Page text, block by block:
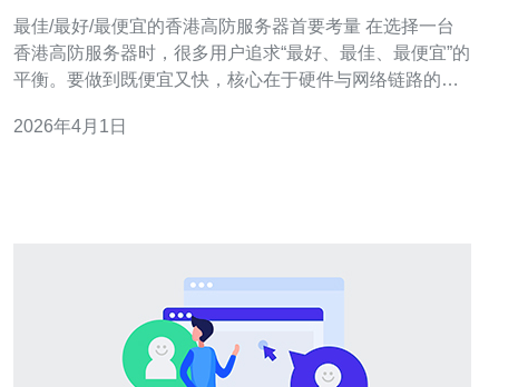
最佳/最好/最便宜的香港高防服务器首要考量 在选择一台
香港高防服务器时，很多用户追求“最好、最佳、最便宜”的
平衡。要做到既便宜又快，核心在于硬件与网络链路的配
跨境延迟；而最佳体验通常来源于支持多线路BGP、直连
2026年4月1日